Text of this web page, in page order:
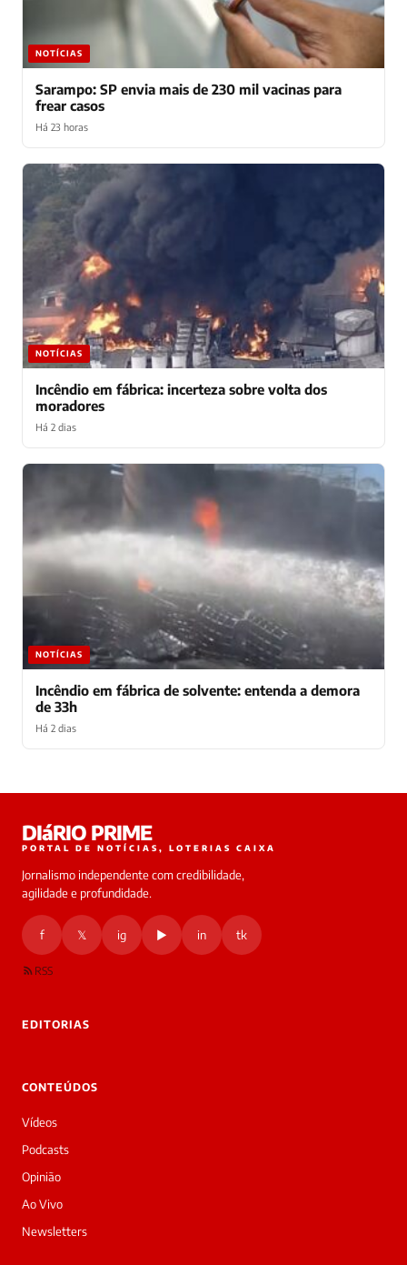
NOTÍCIAS
Sarampo: SP envia mais de 230 mil vacinas para
frear casos
Há 23 horas
NOTÍCIAS
Incêndio em fábrica: incerteza sobre volta dos
moradores
Há 2 dias
NOTÍCIAS
Incêndio em fábrica de solvente: entenda a demora
de 33h
Há 2 dias
online
Bom
dia!
Sou
a
daqui
do
Prime.
DIáRIO PRIME
PORTAL DE NOTÍCIAS, LOTERIAS CAIXA
Jornalismo independente com credibilidade,
agilidade e profundidade.
f 𝕏 ig ▶ in tk
RSS
EDITORIAS
CONTEÚDOS
Vídeos
Podcasts
Opinião
Ao Vivo
Newsletters